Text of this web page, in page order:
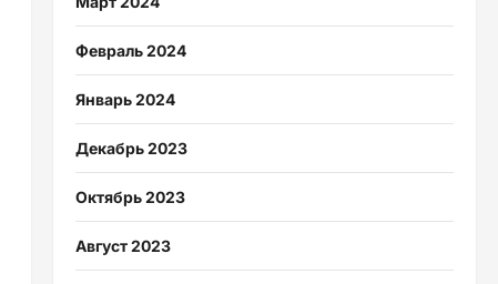
Февраль 2024
Январь 2024
Декабрь 2023
Октябрь 2023
Август 2023